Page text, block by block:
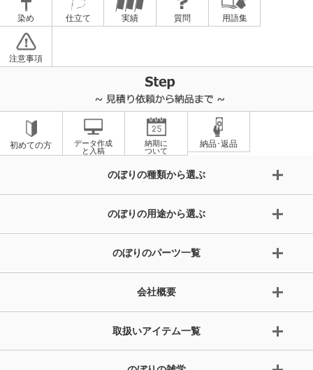
染め 仕立て 実績 質問 用語集
注意事項
初めての方
データ作成
と入稿
納期に
ついて
納品･返品
のぼりの種類から選ぶ
のぼりの用途から選ぶ
のぼりのパーツ一覧
会社概要
取扱いアイテム一覧